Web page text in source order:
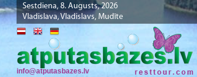
Sestdiena, 8. Augusts, 2026
Vladislava, Vladislavs, Mudīte
info@atputasbazes.lv